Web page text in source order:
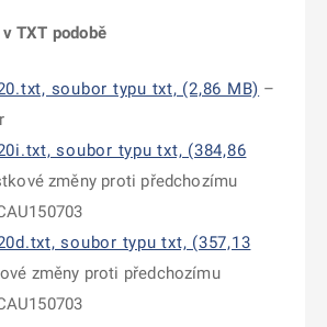
TXT podobě
soubor typu txt, (2,86 MB) –
soubor typu txt, (384,86
změny proti předchozímu
soubor typu txt, (357,13
změny proti předchozímu